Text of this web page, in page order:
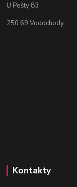
U Pošty 83
250 69 Vodochody
Kontakty